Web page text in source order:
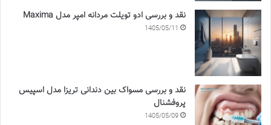
نقد و بررسی ادو تویلت مردانه امپر مدل Maxima
1405/05/11
نقد و بررسی مسواک بین دندانی تریزا مدل اسپیس
پروفشنال
1405/05/09